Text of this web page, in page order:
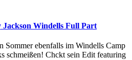
Jackson Windells Full Part
Sommer ebenfalls im Windells Camp
schmeißen! Chckt sein Edit featuring